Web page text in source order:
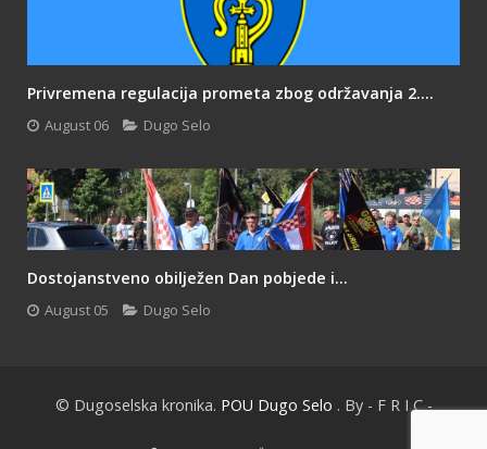
Privremena regulacija prometa zbog održavanja 2....
August 06 Dugo Selo
Dostojanstveno obilježen Dan pobjede i...
August 05 Dugo Selo
© Dugoselska kronika. POU Dugo Selo . By - F R I C -